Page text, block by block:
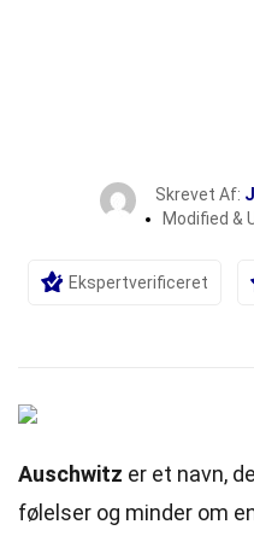
Skrevet Af:
Modified &
Ekspertverificeret
Auschwitz er et navn,
følelser og minder om